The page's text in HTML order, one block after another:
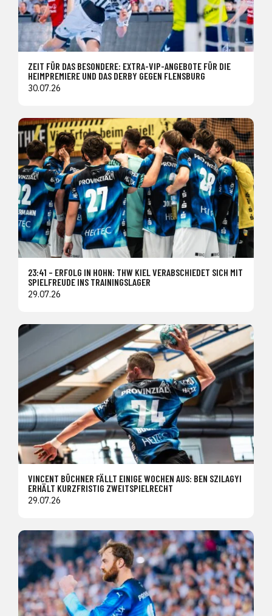
ZEIT FÜR DAS BESONDERE: EXTRA-VIP-ANGEBOTE FÜR DIE
HEIMPREMIERE UND DAS DERBY GEGEN FLENSBURG
30.07.26
23:41 – ERFOLG IN HOHN: THW KIEL VERABSCHIEDET SICH MIT
SPIELFREUDE INS TRAININGSLAGER
29.07.26
VINCENT BÜCHNER FÄLLT EINIGE WOCHEN AUS: BEN SZILAGYI
ERHÄLT KURZFRISTIG ZWEITSPIELRECHT
29.07.26